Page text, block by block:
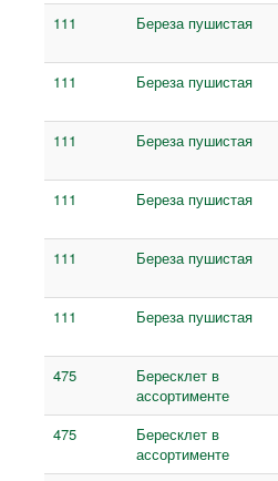
111
Береза пушистая
111
Береза пушистая
111
Береза пушистая
111
Береза пушистая
111
Береза пушистая
111
Береза пушистая
475
Бересклет в
ассортименте
475
Бересклет в
ассортименте